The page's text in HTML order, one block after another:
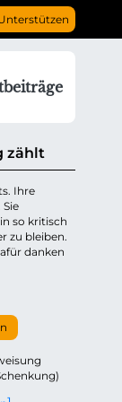
zählt
Ihre
so kritisch
zu bleiben.
danken